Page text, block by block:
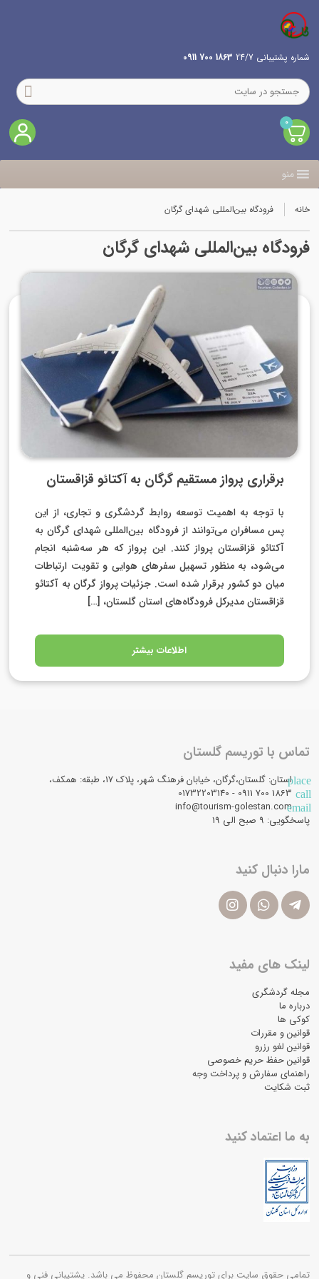
شماره پشتیبانی 24/7 1863 700 0911
0
منو
خانه فرودگاه بین‌المللی شهدای گرگان
فرودگاه بین‌المللی شهدای گرگان
برقراری پرواز مستقیم گرگان به آکتائو قزاقستان
با توجه به اهمیت توسعه روابط گردشگری و تجاری، از این
پس مسافران می‌توانند از فرودگاه بین‌المللی شهدای گرگان به
آکتائو قزاقستان پرواز کنند. این پرواز که هر سه‌شنبه انجام
می‌شود، به منظور تسهیل سفرهای هوایی و تقویت ارتباطات
میان دو کشور برقرار شده است. جزئیات پرواز گرگان به آکتائو
قزاقستان مدیرکل فرودگاه‌های استان گلستان، […]
اطلاعات بیشتر
تماس با توریسم گلستان
placeاستان: گلستان،گرگان، خیابان فرهنگ شهر، پلاک 17، طبقه: همکف،
call
email
info@tourism-golestan.com
پاسخگویی: ۹ صبح الی 19
مارا دنبال کنید
لینک های مفید
مجله گردشگری
درباره ما
کوکی ها
قوانین و مقررات
قوانین لغو رزرو
قوانین حفظ حریم خصوصی
راهنمای سفارش و پرداخت وجه
ثبت شکایت
به ما اعتماد کنید
تمامی حقوق سایت برای توریسم گلستان محفوظ می باشد. پشتیبانی فنی و